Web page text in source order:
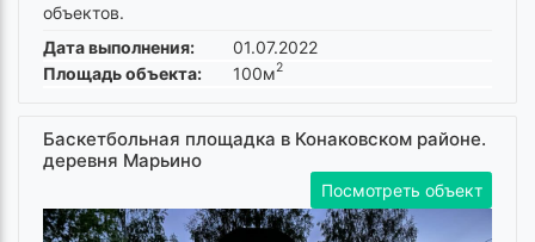
объектов.
Дата выполнения:
01.07.2022
Площадь объекта:
100м2
Баскетбольная площадка в Конаковском районе.
деревня Марьино
Посмотреть объект